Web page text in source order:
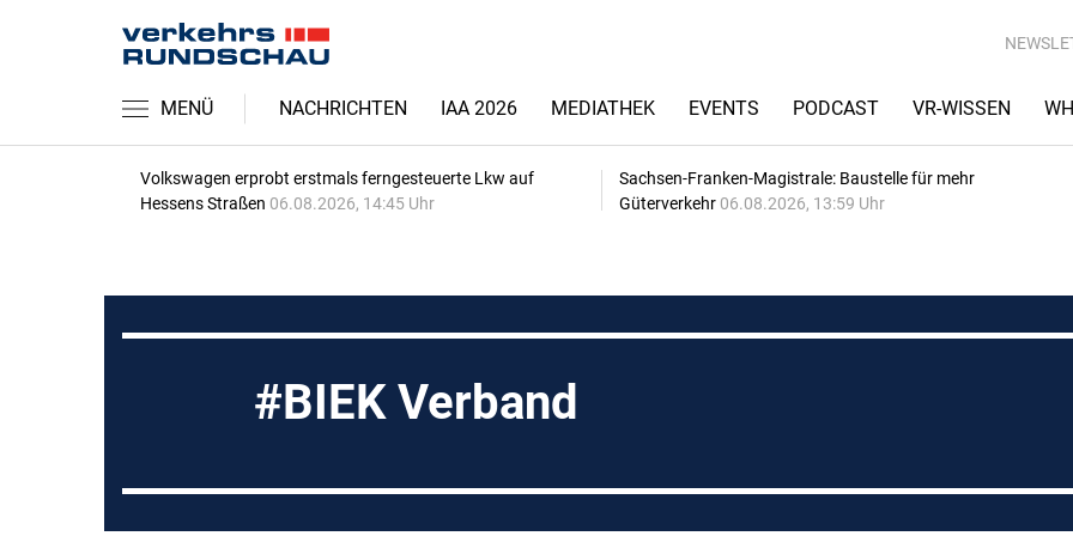
MENÜ NACHRICHTEN IAA 2026 MEDIATHEK EVENTS PODCAST VR-WISSEN
Volkswagen erprobt erstmals ferngesteuerte Lkw auf
Hessens Straßen 06.08.2026, 14:45 Uhr
Sachsen-Franken-Magistrale: Baustelle für mehr
Güterverkehr 06.08.2026, 13:59 Uhr
BIEK Verband